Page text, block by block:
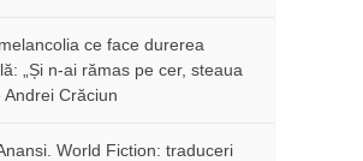
ce face durerea
„Și n-ai rămas pe cer, steaua
Andrei Crăciun
World Fiction: traduceri